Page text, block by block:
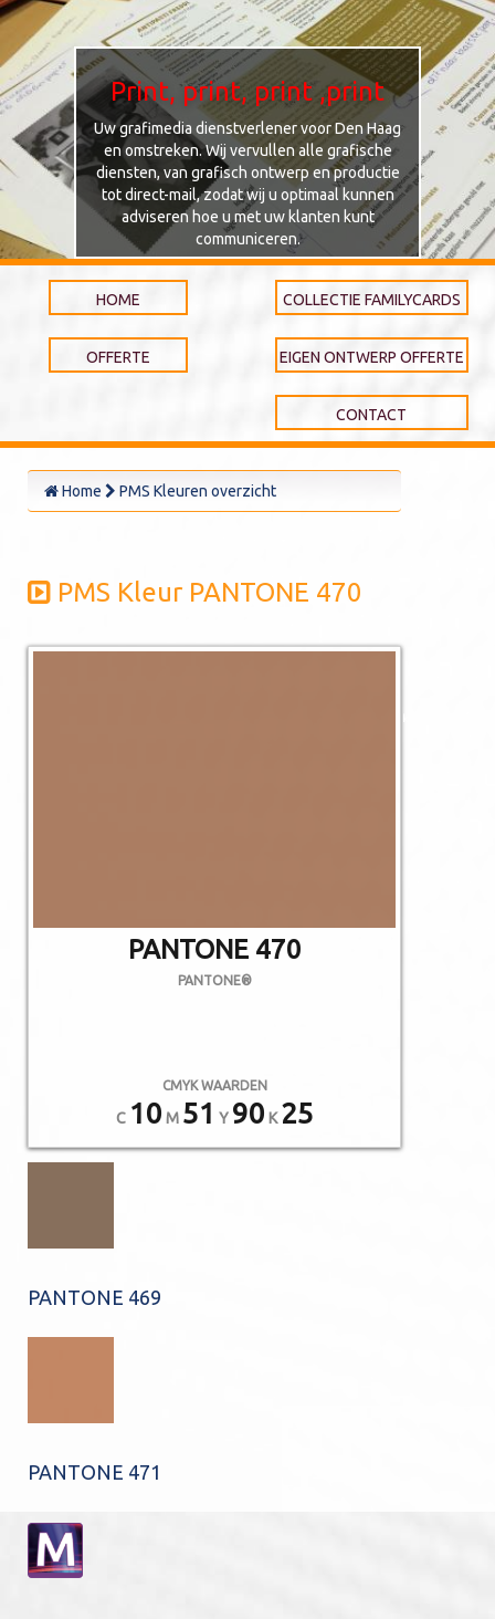
Print, print, print ,print
Uw grafimedia dienstverlener voor Den Haag
en omstreken. Wij vervullen alle grafische
diensten, van grafisch ontwerp en productie
tot direct-mail, zodat wij u optimaal kunnen
adviseren hoe u met uw klanten kunt
communiceren.
HOME
OFFERTE
COLLECTIE FAMILYCARDS
EIGEN ONTWERP OFFERTE
CONTACT
Home PMS Kleuren overzicht
PMS Kleur PANTONE 470
PANTONE 470
PANTONE®
CMYK WAARDEN
C 10 M 51 Y 90 K25
PANTONE 469
PANTONE 471